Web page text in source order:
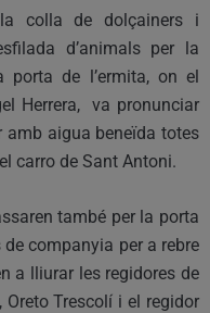
colla de dolçainers i
d’animals per la
de l’ermita, on el
Herrera, va pronunciar
amb aigua beneïda totes
carro de Sant Antoni.
també per la porta
companyia per a rebre
a lliurar les regidores de
Trescolí i el regidor